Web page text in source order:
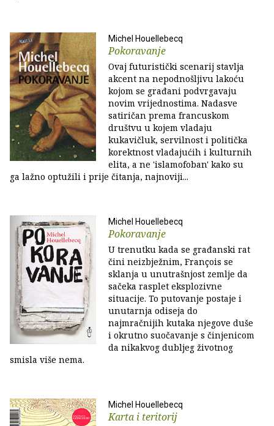
Michel Houellebecq
Pokoravanje
Ovaj futuristički scenarij stavlja
akcent na nepodnošljivu lakoću
kojom se građani podvrgavaju
novim vrijednostima. Nadasve
satiričan prema francuskom
društvu u kojem vladaju
kukavičluk, servilnost i politička
korektnost vladajućih i kulturnih
elita, a ne 'islamofoban' kako su
ga lažno optužili i prije čitanja, najnoviji...
Michel Houellebecq
Pokoravanje
U trenutku kada se građanski rat
čini neizbježnim, François se
sklanja u unutrašnjost zemlje da
sačeka rasplet eksplozivne
situacije. To putovanje postaje i
unutarnja odiseja do
najmračnijih kutaka njegove duše
i okrutno suočavanje s činjenicom
da nikakvog dubljeg životnog
smisla više nema.
Michel Houellebecq
Karta i teritorij